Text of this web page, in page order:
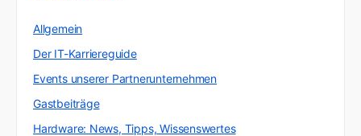
Allgemein
Der IT-Karriereguide
Events unserer Partnerunternehmen
Gastbeiträge
Hardware: News, Tipps, Wissenswertes